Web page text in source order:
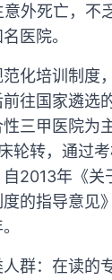
外死亡，不
医院。
化培训制度
往国家遴选
三甲医院为
轮转，通过
2013年《关
的指导意见
群：在读的